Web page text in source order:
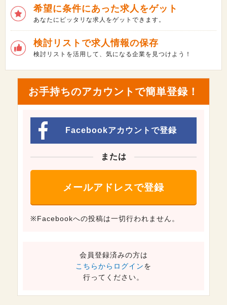
希望に条件にあった求人をゲット
あなたにピッタリな求人をゲットできます。
検討リストで求人情報の保存
検討リストを活用して、気になる企業を見つけよう！
お手持ちのアカウントで簡単登録！
Facebookアカウントで登録
または
メールアドレスで登録
※Facebookへの投稿は一切行われません。
会員登録済みの方は
こちらからログインを
行ってください。